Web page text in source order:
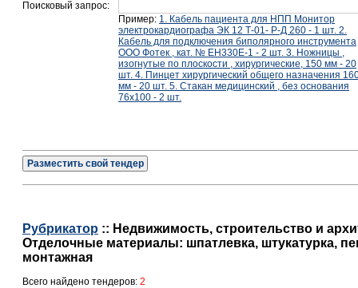
Поисковый запрос:
Пример: 1. Кабель пациента для НПП Монитор
электрокардиографа ЭК 12 Т-01- Р-Д 260 - 1 шт. 2.
Кабель для подключения биполярного инструмента
ООО Фотек , кат. № ЕН330Е-1 - 2 шт. 3. Ножницы ,
изогнутые по плоскости , хирургические, 150 мм - 20
шт. 4. Пинцет хирургический общего назначения
мм - 20 шт. 5. Стакан медицинский , без основания
76х100 - 2 шт.
Разместить свой тендер
Рубрикатор :: Недвижимость, строительство и
Отделочные материалы: шпатлевка, штукатурка,
монтажная
Всего найдено тендеров: 2